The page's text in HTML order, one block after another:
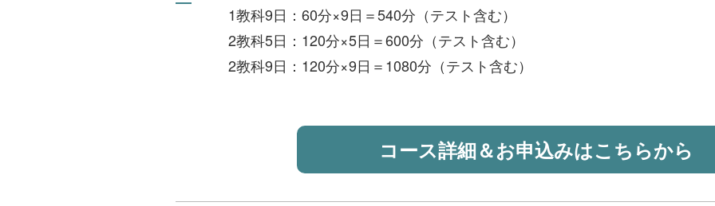
1教科9日：60分×9日＝540分（テスト含む）
2教科5日：120分×5日＝600分（テスト含む）
2教科9日：120分×9日＝1080分（テスト含む）
コース詳細＆お申込みはこちらから